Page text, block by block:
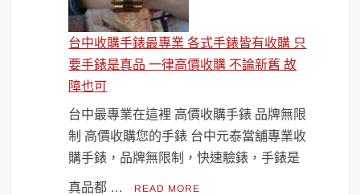
台中收購手錶最專業 各式手錶皆有收購 只
要手錶是真品 一律高價收購 不論新舊 故
障也可
台中最專業在這裡 高價收購手錶 品牌無限
制 高價收購您的手錶 台中元泰當舖專業收
購手錶，品牌無限制，快速驗錶，手錶是
真品都 … READ MORE